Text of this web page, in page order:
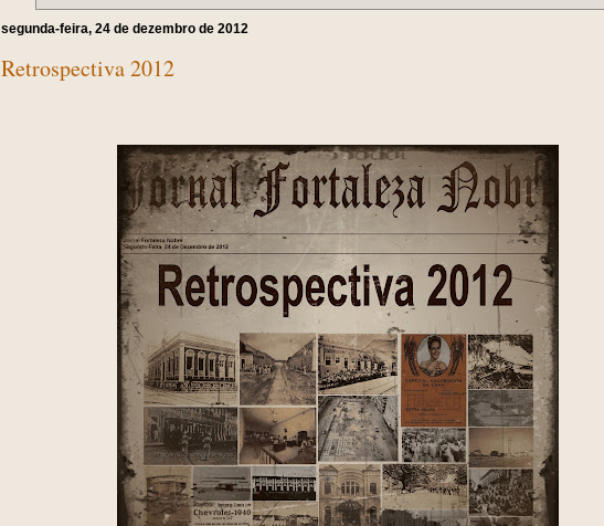
segunda-feira, 24 de dezembro de 2012
Retrospectiva 2012